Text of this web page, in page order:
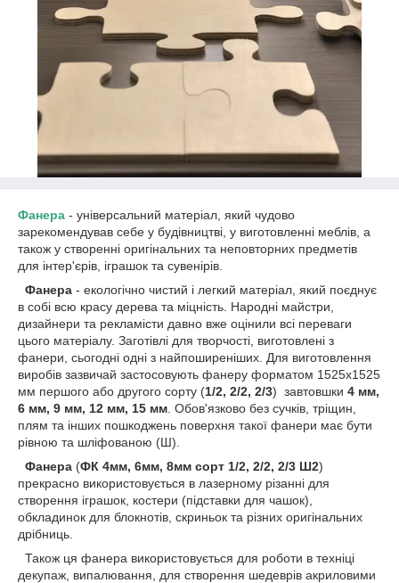
Фанера - універсальний матеріал, який чудово
зарекомендував себе у будівництві, у виготовленні меблів, а
також у створенні оригінальних та неповторних предметів
для інтер'єрів, іграшок та сувенірів.
Фанера - екологічно чистий і легкий матеріал, який поєднує
в собі всю красу дерева та міцність. Народні майстри,
дизайнери та рекламісти давно вже оцінили всі переваги
цього матеріалу. Заготівлі для творчості, виготовлені з
фанери, сьогодні одні з найпоширеніших. Для виготовлення
виробів зазвичай застосовують фанеру форматом 1525х1525
мм першого або другого сорту (1/2, 2/2, 2/3) завтовшки 4 мм,
6 мм, 9 мм, 12 мм, 15 мм . Обов'язково без сучків, тріщин,
плям та інших пошкоджень поверхня такої фанери має бути
рівною та шліфованою (Ш).
Фанера (ФК 4мм, 6мм, 8мм сорт 1/2, 2/2, 2/3 Ш2)
прекрасно використовується в лазерному різанні для
створення іграшок, костери (підставки для чашок),
обкладинок для блокнотів, скриньок та різних оригінальних
дрібниць.
Також ця фанера використовується для роботи в техніці
декупаж, випалювання, для створення шедеврів акриловими